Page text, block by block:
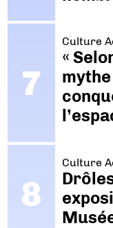
Culture
«
Culture